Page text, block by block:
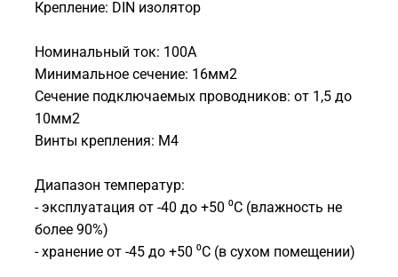
Крепление: DIN изолятор
Номинальный ток: 100А
Минимальное сечение: 16мм2
Сечение подключаемых проводников: от 1,5 до
10мм2
Винты крепления: М4
Диапазон температур:
- эксплуатация от -40 до +50 ⁰С (влажность не
более 90%)
- хранение от -45 до +50 ⁰С (в сухом помещении)